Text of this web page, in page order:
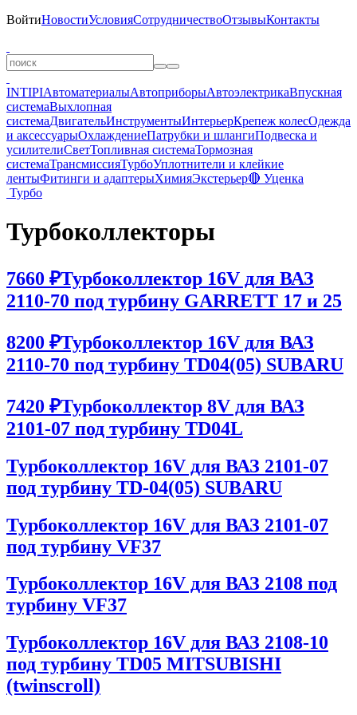
ВойтиНовостиУсловияСотрудничествоОтзывыКонтакты
INTIPIАвтоматериалыАвтоприборыАвтоэлектрикаВпускная
системаВыхлопная
системаДвигательИнструментыИнтерьерКрепеж колесОдежда
и аксессуарыОхлаждениеПатрубки и шлангиПодвеска и
усилителиСветТопливная системаТормозная
системаТрансмиссияТурбоУплотнители и клейкие
лентыФитинги и адаптерыХимияЭкстерьер🔴 Уценка
Турбо
Турбоколлекторы
7660 ₽Турбоколлектор 16V для ВАЗ
2110-70 под турбину GARRETT 17 и 25
8200 ₽Турбоколлектор 16V для ВАЗ
2110-70 под турбину TD04(05) SUBARU
7420 ₽Турбоколлектор 8V для ВАЗ
2101-07 под турбину ТD04L
Турбоколлектор 16V для ВАЗ 2101-07
под турбину TD-04(05) SUBARU
Турбоколлектор 16V для ВАЗ 2101-07
под турбину VF37
Турбоколлектор 16V для ВАЗ 2108 под
турбину VF37
Турбоколлектор 16V для ВАЗ 2108-10
под турбину TD05 MITSUBISHI
(twinscroll)